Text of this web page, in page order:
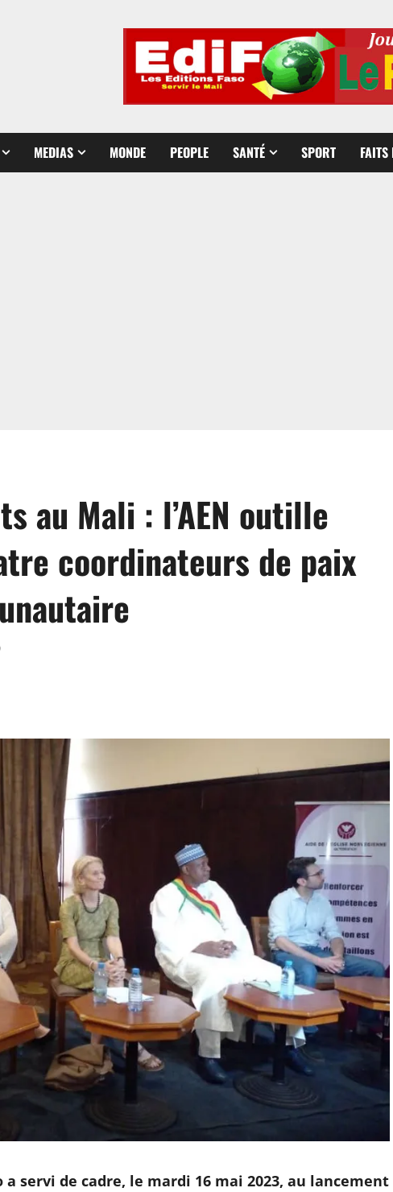
MEDIAS MONDE PEOPLE SANTÉ SPORT FAITS
au Mali : l’AEN outille
coordinateurs de paix
servi de cadre, le mardi 16 mai 2023, au lancement